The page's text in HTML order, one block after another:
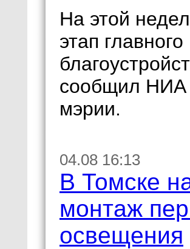
На этой
этап
сообщил НИА
мэрии.
04.08 16:13
В Томске
монтаж
освещения